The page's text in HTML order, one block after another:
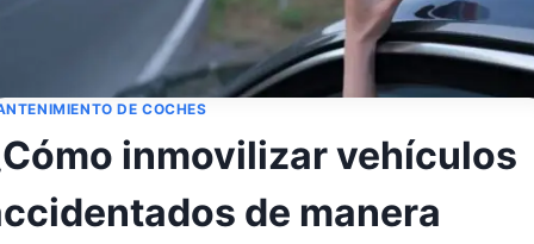
DE COCHES
inmovilizar vehículos
de manera